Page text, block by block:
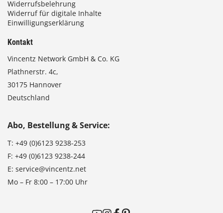
Widerrufsbelehrung
Widerruf für digitale Inhalte
Einwilligungserklärung
Kontakt
Vincentz Network GmbH & Co. KG
Plathnerstr. 4c,
30175 Hannover
Deutschland
Abo, Bestellung & Service:
T: +49 (0)6123 9238-253
F: +49 (0)6123 9238-244
E: service@vincentz.net
Mo – Fr 8:00 – 17:00 Uhr